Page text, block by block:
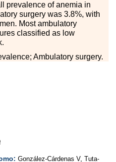
prevalence of anemia in
surgery was 3.8%, with
Most ambulatory
classified as low
Ambulatory surgery.
González-Cárdenas V, Tuta-